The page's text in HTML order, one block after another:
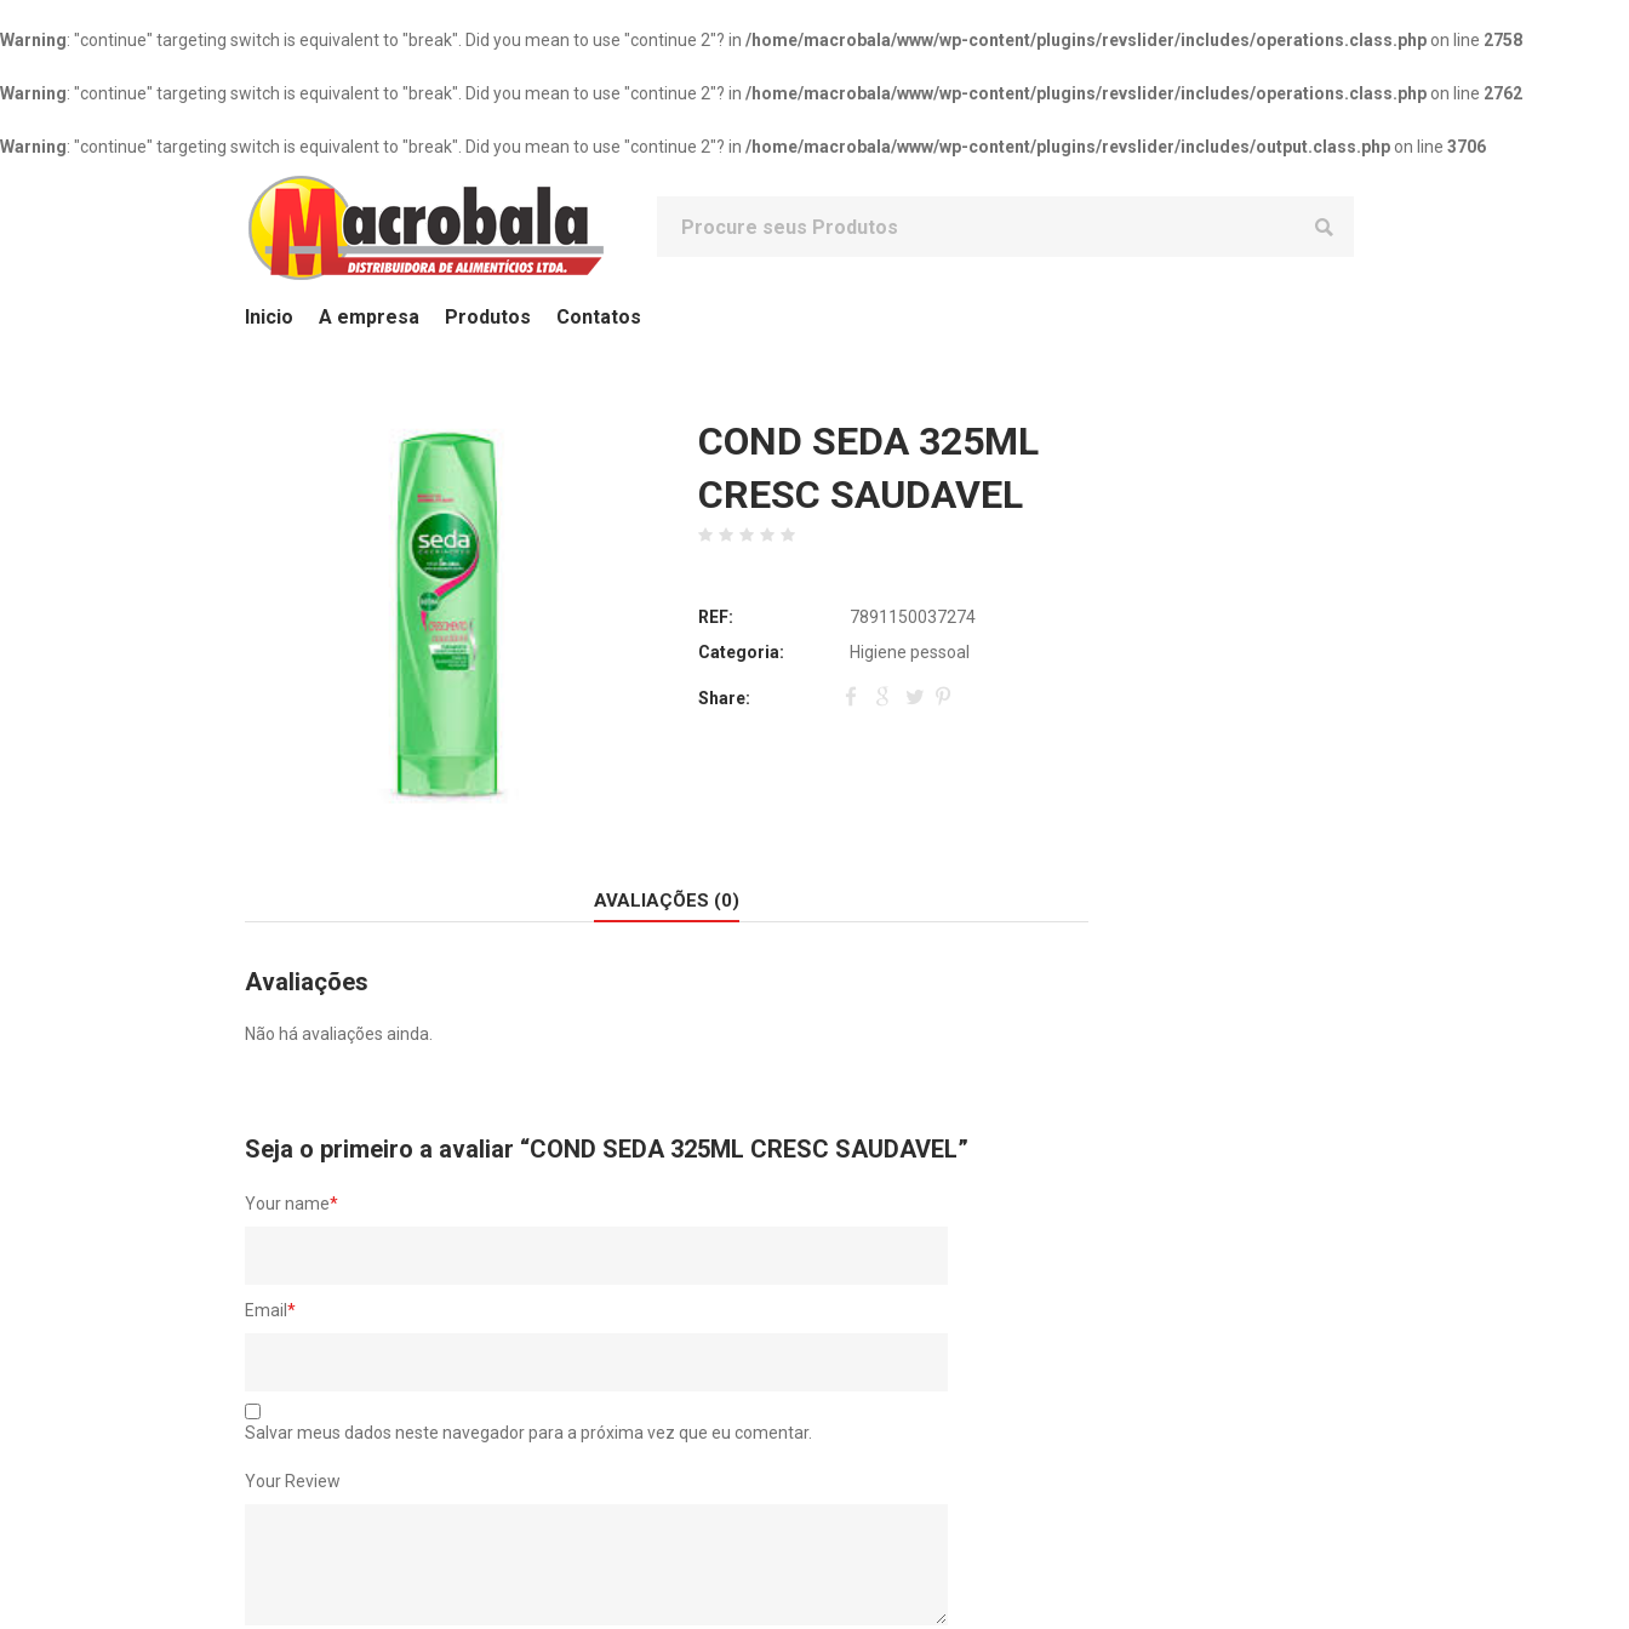
Warning: "continue" targeting switch is equivalent to "break". Did you mean to use "continue 2"? in /home/macrobala/www/wp-content/plugins/revslider/includes/operations.class.php on line 2758
Warning: "continue" targeting switch is equivalent to "break". Did you mean to use "continue 2"? in /home/macrobala/www/wp-content/plugins/revslider/includes/operations.class.php on line 2762
Warning: "continue" targeting switch is equivalent to "break". Did you mean to use "continue 2"? in /home/macrobala/www/wp-content/plugins/revslider/includes/output.class.php on line 3706
Inicio A empresa Produtos Contatos
COND SEDA 325ML
CRESC SAUDAVEL
REF:
7891150037274
Categoria:
Higiene pessoal
Share:
AVALIAÇÕES (0)
Avaliações
Não há avaliações ainda.
Seja o primeiro a avaliar “COND SEDA 325ML CRESC SAUDAVEL”
Your name*
Email *
Salvar meus dados neste navegador para a próxima vez que eu comentar.
Your Review